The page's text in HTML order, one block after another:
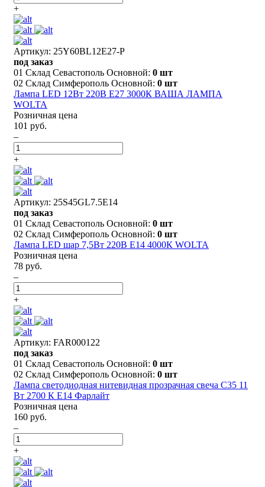
+
Артикул: 25Y60BL12E27-P
под заказ
01 Склад Севастополь Основной: 0 шт
02 Склад Симферополь Основной: 0 шт
Лампа LED 12Вт 220В Е27 3000К ВАША ЛАМПА
WOLTA
Розничная цена
101 руб.
–
+
Артикул: 25S45GL7.5E14
под заказ
01 Склад Севастополь Основной: 0 шт
02 Склад Симферополь Основной: 0 шт
Лампа LED шар 7,5Вт 220В E14 4000К WOLTA
Розничная цена
78 руб.
–
+
Артикул: FAR000122
под заказ
01 Склад Севастополь Основной: 0 шт
02 Склад Симферополь Основной: 0 шт
Лампа светодиодная нитевидная прозрачная свеча С35 11
Вт 2700 К Е14 Фарлайт
Розничная цена
160 руб.
–
+